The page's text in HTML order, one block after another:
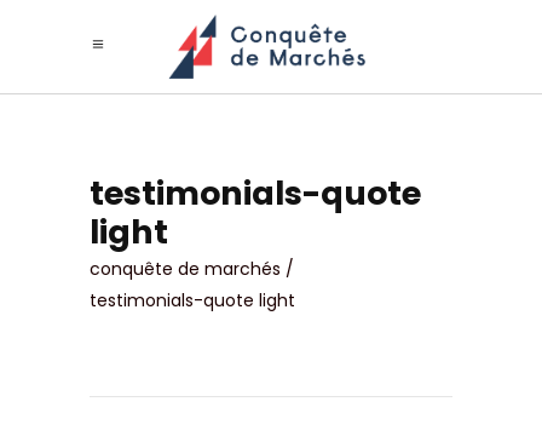
testimonials-quote
light
conquête de marchés /
testimonials-quote light